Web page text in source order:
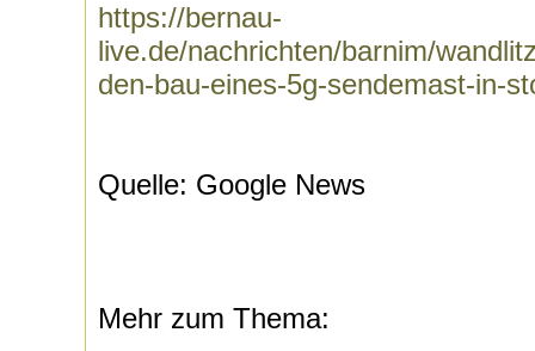
https://bernau-
live.de/nachrichten/barnim/
den-bau-eines-5g-sendemast-in-
Quelle: Google News
Mehr zum Thema: